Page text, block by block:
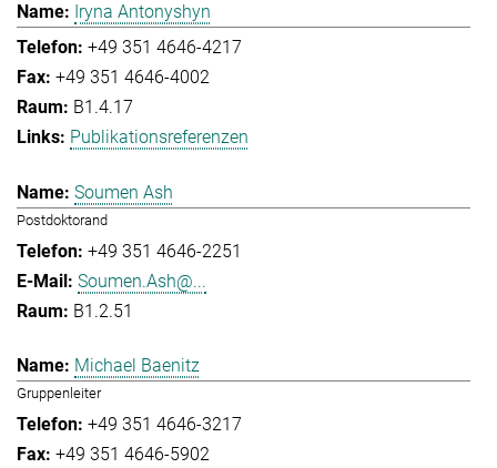
Iryna Antonyshyn
+49 351 4646-4217
+49 351 4646-4002
B1.4.17
Publikationsreferenzen
Soumen Ash
Postdoktorand
+49 351 4646-2251
Soumen.Ash@...
B1.2.51
Michael Baenitz
Gruppenleiter
+49 351 4646-3217
+49 351 4646-5902